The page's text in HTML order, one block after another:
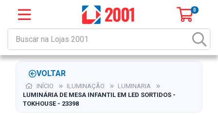
0
VOLTAR
INÍCIO ILUMINAÇÃO
LUMINARIA
LUMINÁRIA DE MESA INFANTIL EM LED SORTIDOS -
TOKHOUSE - 23398